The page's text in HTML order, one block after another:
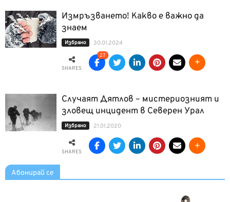
Измръзването! Какво е важно да
знаем
Избрано 30.01.2024
SHARES
27
Случаят Дятлов – мистериозният и
зловещ инцидент в Северен Урал
Избрано 21.01.2020
SHARES
Абонирай се